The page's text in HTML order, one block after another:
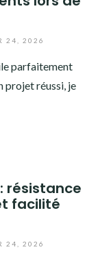
24, 2026
parfaitement
projet réussi, je
résistance
facilité
24, 2026